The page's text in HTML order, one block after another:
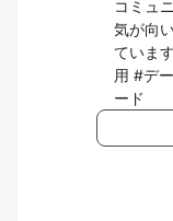
コミュ
気が向
ていま
用 #デ
ード